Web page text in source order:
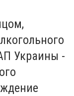
Украины -